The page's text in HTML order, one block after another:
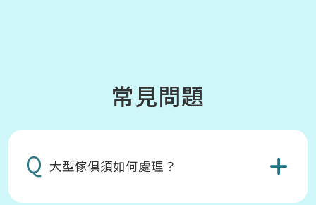
常見問題
Q 大型傢俱須如何處理？